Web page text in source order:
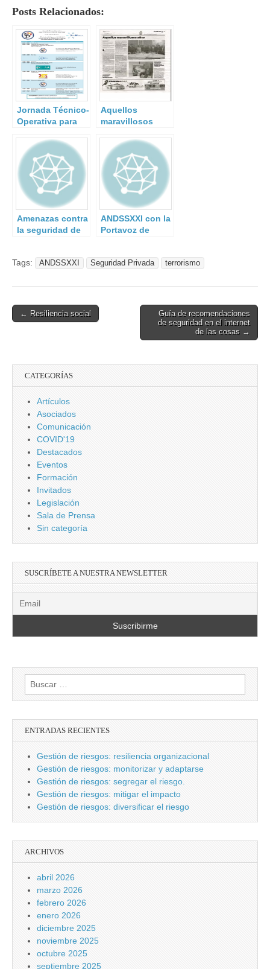
Posts Relacionados:
Jornada Técnico-
Operativa para
Jefes de
Seguridad
Aquellos
maravillosos
Amenazas contra
la seguridad de
ANDSSXXI con la
Portavoz de
Andaluz.
Tags: ANDSSXXI Seguridad Privada terrorismo
Post
navigation
← Resiliencia social
Guía de recomendaciones
de seguridad en el internet
de las cosas →
CATEGORÍAS
Artículos
Asociados
Comunicación
COVID'19
Destacados
Eventos
Formación
Invitados
Legislación
Sala de Prensa
Sin categoría
SUSCRÍBETE A NUESTRA NEWSLETTER
Buscar:
ENTRADAS RECIENTES
Gestión de riesgos: resiliencia organizacional
Gestión de riesgos: monitorizar y adaptarse
Gestión de riesgos: segregar el riesgo.
Gestión de riesgos: mitigar el impacto
Gestión de riesgos: diversificar el riesgo
ARCHIVOS
abril 2026
marzo 2026
febrero 2026
enero 2026
diciembre 2025
noviembre 2025
octubre 2025
septiembre 2025